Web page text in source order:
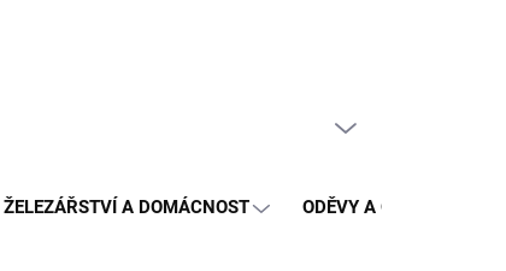
ŽELEZÁŘSTVÍ A DOMÁCNOST ODĚVY A OCHRANA